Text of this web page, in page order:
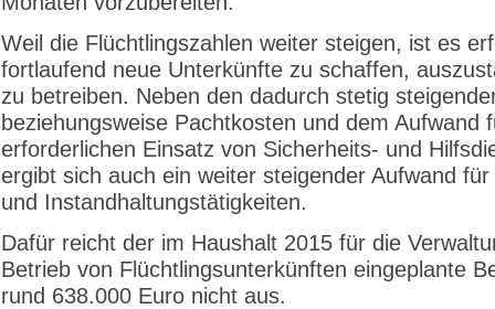
Weil die Flüchtlingszahlen weiter steigen, ist es
fortlaufend neue Unterkünfte zu schaffen,
zu betreiben. Neben den dadurch stetig
beziehungsweise Pachtkosten und dem Aufwand
erforderlichen Einsatz von Sicherheits- und
ergibt sich auch ein weiter steigender Aufwand
und Instandhaltungstätigkeiten.
Dafür reicht der im Haushalt 2015 für die
Betrieb von Flüchtlingsunterkünften eingeplante
rund 638.000 Euro nicht aus.